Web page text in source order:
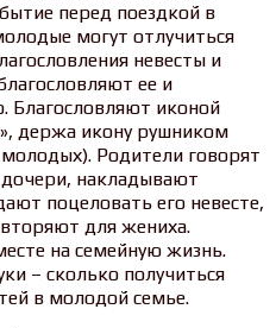
перед поездкой в
могут отлучиться
невесты и
ее и
Благословляют иконой
держа икону рушником
Родители говорят
дочери, накладывают
поцеловать его невесте,
для жениха.
на семейную жизнь.
– сколько получиться
в молодой семье.